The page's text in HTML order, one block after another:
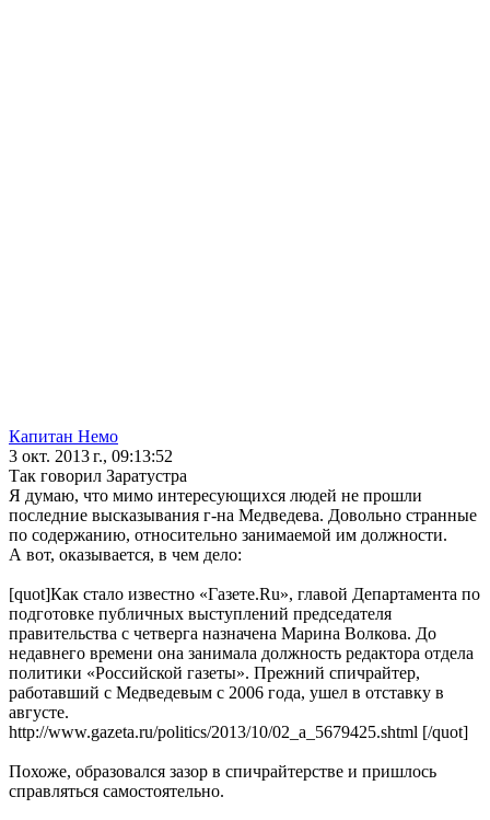
Капитан Немо
3 окт. 2013 г., 09:13:52
Так говорил Заратустра
Я думаю, что мимо интересующихся людей не прошли
последние высказывания г-на Медведева. Довольно странные
по содержанию, относительно занимаемой им должности.
А вот, оказывается, в чем дело:
[quot]Как стало известно «Газете.Ru», главой Департамента по
подготовке публичных выступлений председателя
правительства с четверга назначена Марина Волкова. До
недавнего времени она занимала должность редактора отдела
политики «Российской газеты». Прежний спичрайтер,
работавший с Медведевым с 2006 года, ушел в отставку в
августе.
http://www.gazeta.ru/politics/2013/10/02_a_5679425.shtml [/quot]
Похоже, образовался зазор в спичрайтерстве и пришлось
справляться самостоятельно.